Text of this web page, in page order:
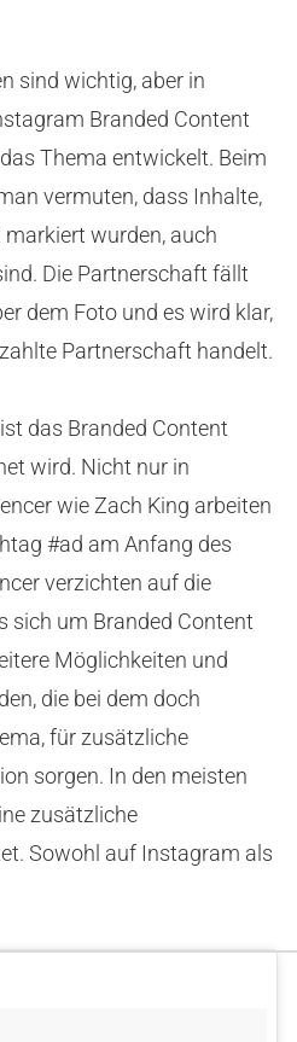
sind wichtig, aber in
Branded Content
Thema entwickelt. Beim
vermuten, dass Inhalte,
wurden, auch
Die Partnerschaft fällt
dem Foto und es wird klar,
Partnerschaft handelt.
das Branded Content
wird. Nicht nur in
wie Zach King arbeiten
#ad am Anfang des
verzichten auf die
sich um Branded Content
Möglichkeiten und
die bei dem doch
für zusätzliche
sorgen. In den meisten
zusätzliche
Sowohl auf Instagram als